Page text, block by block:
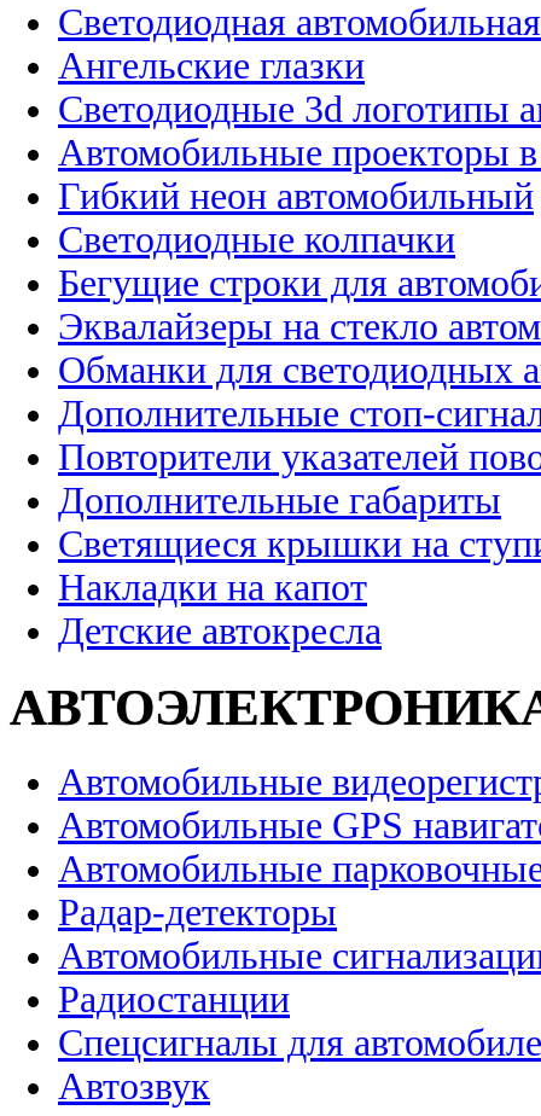
Светодиодная
Ангельские глазки
Светодиодные 3d логотипы
Автомобильные проекторы
Гибкий неон автомобильный
Светодиодные колпачки
Бегущие строки для
Эквалайзеры на стекло
Обманки для светодиодных
Дополнительные стоп-
Повторители указателей
Дополнительные габариты
Светящиеся крышки на
Накладки на капот
Детские автокресла
Автомобильные
Автомобильные GPS
Автомобильные
Радар-детекторы
Автомобильные
Радиостанции
Спецсигналы для
Автозвук